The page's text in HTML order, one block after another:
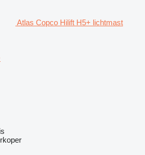
Atlas Copco Hilift H5+ lichtmast